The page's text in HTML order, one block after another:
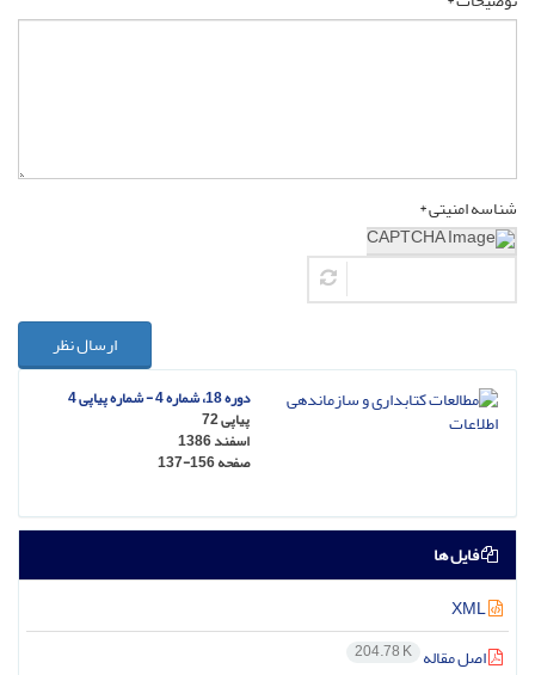
شناسه امنیتی *
ارسال نظر
دوره 18، شماره 4 - شماره پیاپی 4
پیاپی 72
اسفند 1386
صفحه137-156
فایل ها
اصل مقاله 204.78 K